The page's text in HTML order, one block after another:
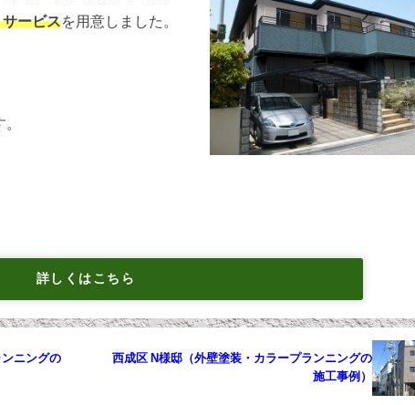
ービスを用意しました。
詳しくはこちら
ニングの
西成区 N様邸（外壁塗装・カラープランニングの
施工事例）